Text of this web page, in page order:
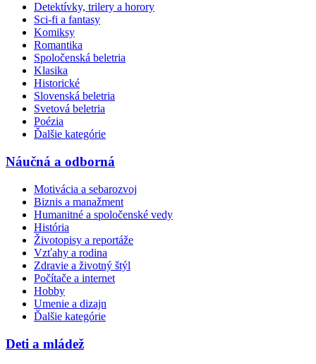
Detektívky, trilery a horory
Sci-fi a fantasy
Komiksy
Romantika
Spoločenská beletria
Klasika
Historické
Slovenská beletria
Svetová beletria
Poézia
Ďalšie kategórie
Náučná a odborná
Motivácia a sebarozvoj
Biznis a manažment
Humanitné a spoločenské vedy
História
Životopisy a reportáže
Vzťahy a rodina
Zdravie a životný štýl
Počítače a internet
Hobby
Umenie a dizajn
Ďalšie kategórie
Deti a mládež